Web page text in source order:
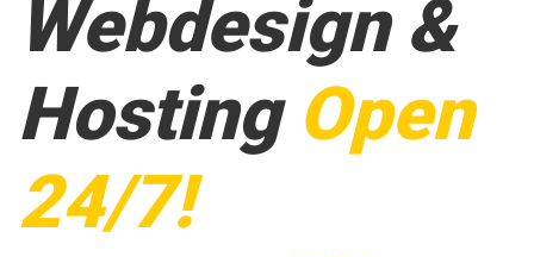
Webdesign &
Hosting Open
24/7!